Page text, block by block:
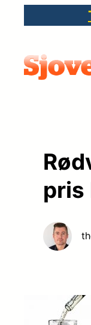
indhold
pris